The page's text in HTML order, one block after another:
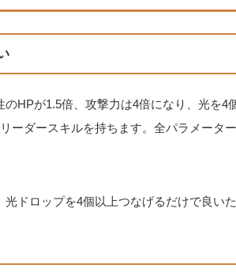
のHPが1.5倍、攻撃力は4倍になり、光を4
ーダースキルを持ちます。全パラメーター
光ドロップを4個以上つなげるだけで良い